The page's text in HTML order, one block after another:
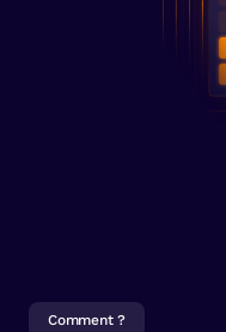
Comment ?